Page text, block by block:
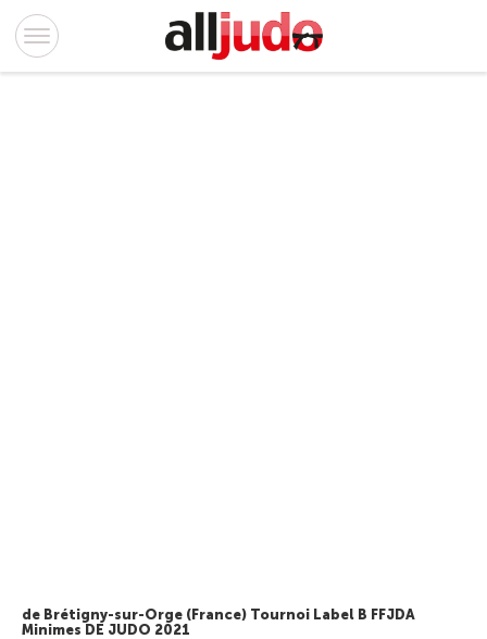
de Brétigny-sur-Orge (France) Tournoi Label B FFJDA
Minimes DE JUDO 2021